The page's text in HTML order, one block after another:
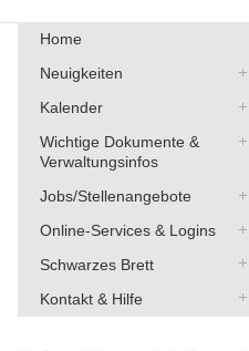
Home
Neuigkeiten
Kalender
Wichtige Dokumente &
Verwaltungsinfos
Jobs/Stellenangebote
Online-Services & Logins
Schwarzes Brett
Kontakt & Hilfe